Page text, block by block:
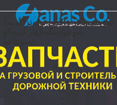
سۋبسيديالار زاڭدى تولەنزاڭدىە؟